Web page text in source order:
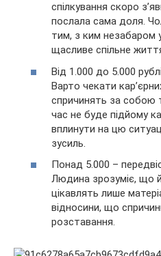
спілкування скоро
послала сама доля.
тим, з ким незабаром
щасливе спільне
Від 1.000 до 5.000
Варто чекати
спричинять за собою
час не буде підйому
вплинути на цю
зусиль.
Понад 5.000 –
Людина зрозуміє, що
цікавлять лише
відносини, що
розставання.